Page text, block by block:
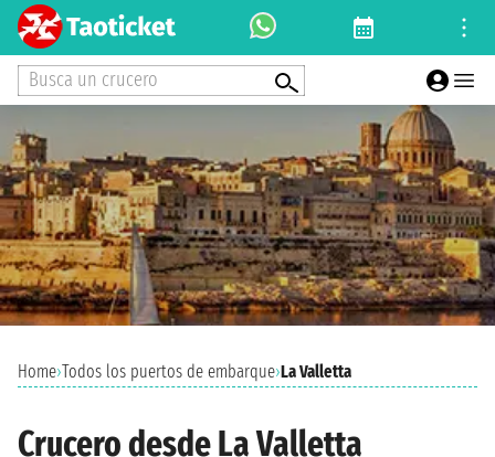
Busca un crucero
Home›Todos los puertos de embarque›La Valletta
Crucero desde La Valletta